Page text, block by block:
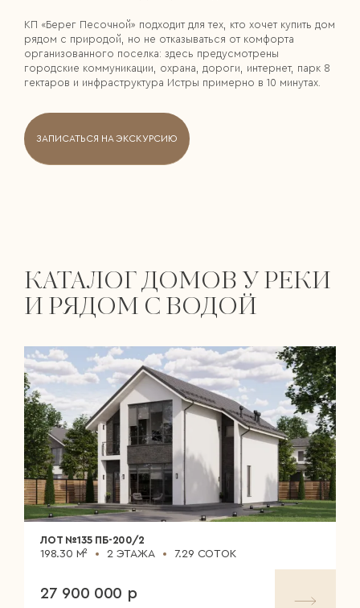
КП «Берег Песочной» подходит для тех, кто хочет купить дом
рядом с природой, но не отказываться от комфорта
организованного поселка: здесь предусмотрены
городские коммуникации, охрана, дороги, интернет, парк 8
гектаров и инфраструктура Истры примерно в 10 минутах.
ЗАПИСАТЬСЯ НА ЭКСКУРСИЮ
КАТАЛОГ ДОМОВ У РЕКИ
И РЯДОМ С ВОДОЙ
ЛОТ №135 ПБ-200/2
198.30 М² 2 ЭТАЖА 7.29 СОТОК
27 900 000 р